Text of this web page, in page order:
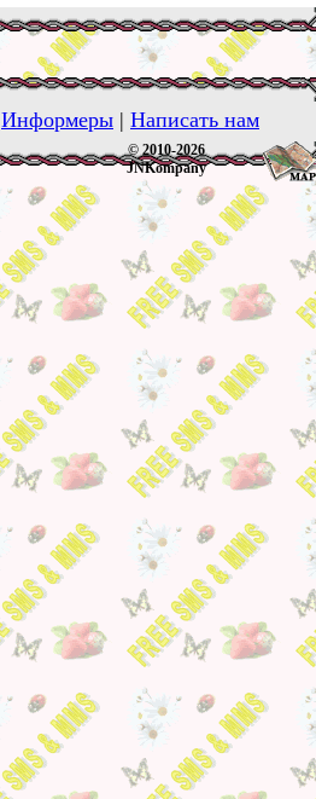
Информеры | Написать нам
© 2010-2026
JNKompany